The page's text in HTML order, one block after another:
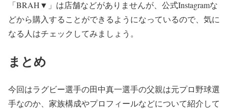
「BRAH▼」は店舗などがありませんが、公式Instagramな
どから購入することができるようになっているので、気に
なる人はチェックしてみましょう。
まとめ
今回はラグビー選手の田中真一選手の父親は元プロ野球選
手なのか、家族構成やプロフィールなどについて紹介して